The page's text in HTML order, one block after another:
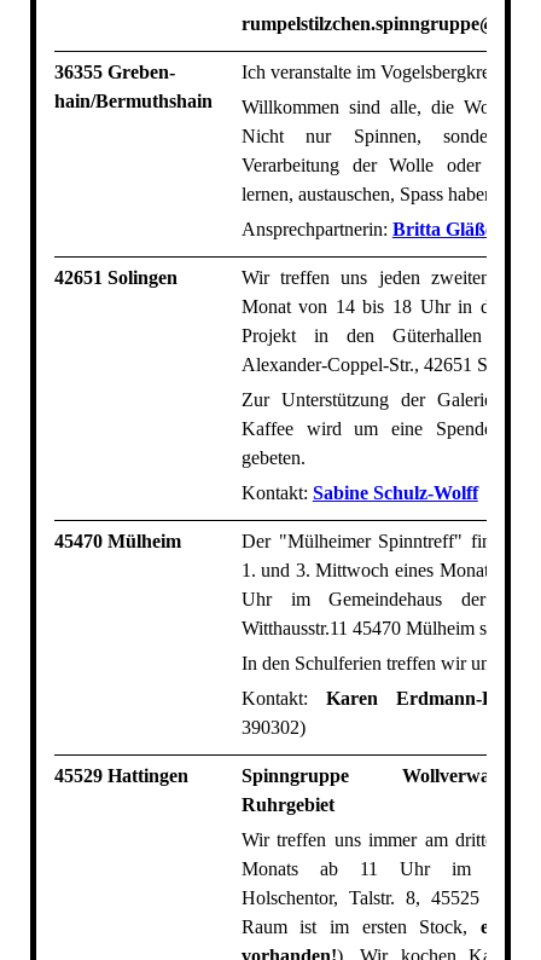
36355 Greben-
hain/Bermuthshain
Ich veranstalte im Vogelsbergkreis
Willkommen sind alle, die Wolle
Nicht nur Spinnen, sondern
Verarbeitung der Wolle oder
lernen, austauschen, Spass haben...
Ansprechpartnerin: Britta Gläßer
42651 Solingen
Wir treffen uns jeden zweiten
Monat von 14 bis 18 Uhr in der
Projekt in den Güterhallen im
Alexander-Coppel-Str., 42651
Zur Unterstützung der Galerie
Kaffee wird um eine Spende
gebeten.
Kontakt: Sabine Schulz-Wolff
45470 Mülheim
Der "Mülheimer Spinntreff" findet
1. und 3. Mittwoch eines Monats von
Uhr im Gemeindehaus der
Witthausstr.11 45470 Mülheim statt.
In den Schulferien treffen wir uns
Kontakt: Karen Erdmann-Brehm
390302)
45529 Hattingen
Spinngruppe
Ruhrgebiet
Wir treffen uns immer am dritten
Monats ab 11 Uhr im
Holschentor, Talstr. 8, 45525
Raum ist im ersten Stock, ein
vorhanden!). Wir kochen Kaffee